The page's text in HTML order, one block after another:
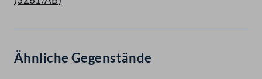
Ähnliche Gegenstände